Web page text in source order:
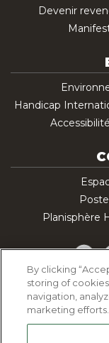
Devenir
Handicap
Planisphère
By clicking
storing of
navigation,
marketing efforts.